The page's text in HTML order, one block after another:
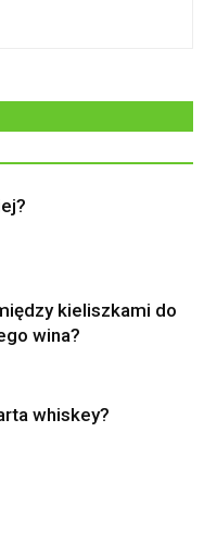
kieliszkami do
wina?
whiskey?